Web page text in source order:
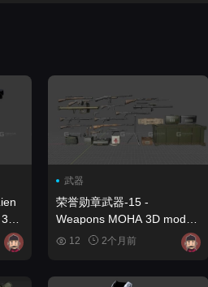
武器
荣誉勋章武器-15 -
Weapons MOHA 3D model-
15 12 2个月前